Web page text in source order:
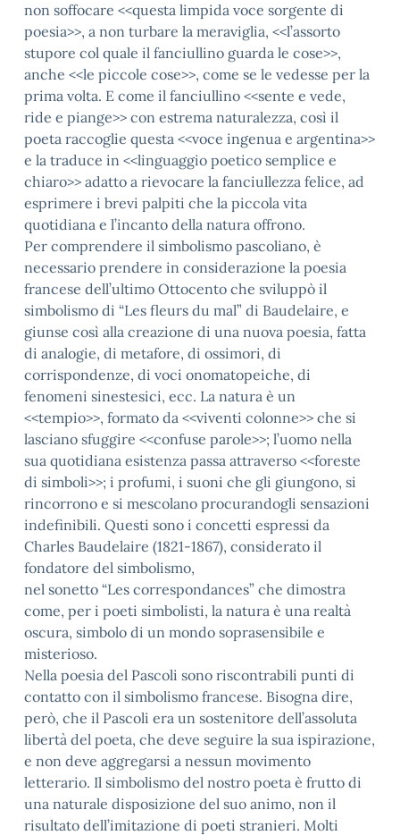
non soffocare <<questa limpida voce sorgente di
poesia>>, a non turbare la meraviglia, <<l’assorto
stupore col quale il fanciullino guarda le cose>>,
anche <<le piccole cose>>, come se le vedesse per la
prima volta. E come il fanciullino <<sente e vede,
ride e piange>> con estrema naturalezza, così il
poeta raccoglie questa <<voce ingenua e argentina>>
e la traduce in <<linguaggio poetico semplice e
chiaro>> adatto a rievocare la fanciullezza felice, ad
esprimere i brevi palpiti che la piccola vita
quotidiana e l’incanto della natura offrono.
Per comprendere il simbolismo pascoliano, è
necessario prendere in considerazione la poesia
francese dell’ultimo Ottocento che sviluppò il
simbolismo di “Les fleurs du mal” di Baudelaire, e
giunse così alla creazione di una nuova poesia, fatta
di analogie, di metafore, di ossimori, di
corrispondenze, di voci onomatopeiche, di
fenomeni sinestesici, ecc. La natura è un
<<tempio>>, formato da <<viventi colonne>> che si
lasciano sfuggire <<confuse parole>>; l’uomo nella
sua quotidiana esistenza passa attraverso <<foreste
di simboli>>; i profumi, i suoni che gli giungono, si
rincorrono e si mescolano procurandogli sensazioni
indefinibili. Questi sono i concetti espressi da
Charles Baudelaire (1821-1867), considerato il
fondatore del simbolismo,
nel sonetto “Les correspondances” che dimostra
come, per i poeti simbolisti, la natura è una realtà
oscura, simbolo di un mondo soprasensibile e
misterioso.
Nella poesia del Pascoli sono riscontrabili punti di
contatto con il simbolismo francese. Bisogna dire,
però, che il Pascoli era un sostenitore dell’assoluta
libertà del poeta, che deve seguire la sua ispirazione,
e non deve aggregarsi a nessun movimento
letterario. Il simbolismo del nostro poeta è frutto di
una naturale disposizione del suo animo, non il
risultato dell’imitazione di poeti stranieri. Molti